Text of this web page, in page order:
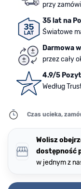
przy
35 lat na
Światowe
Darmowa
przez cały
4.9/5
Według
Czas ucieka,
Wolisz
dostępność
w jednym z